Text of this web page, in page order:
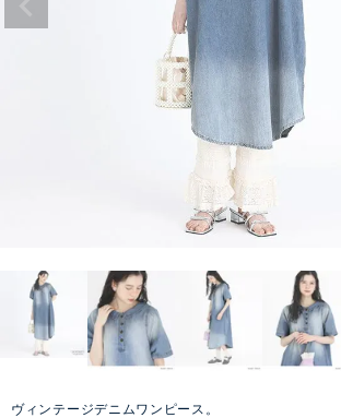
ヴィンテージデニムワンピース。